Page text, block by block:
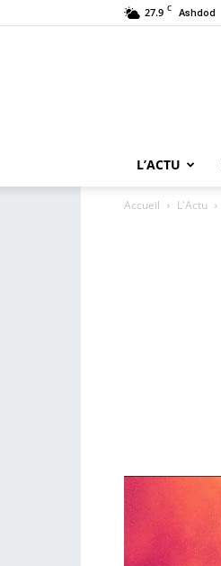
27.9 C Ashdod
L’ACTU
Accueil L'Actu